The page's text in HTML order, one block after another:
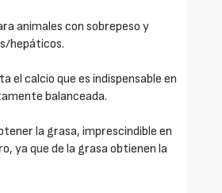
animales con sobrepeso y
hepáticos.
el calcio que es indispensable en
balanceada.
la grasa, imprescindible en
ya que de la grasa obtienen la